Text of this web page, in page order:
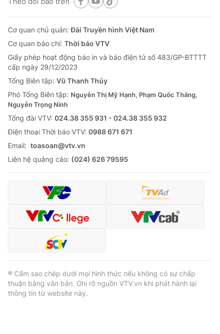
Cơ quan chủ quản:Đài Truyền hình Việt Nam
Cơ quan báo chí: Thời báo VTV
Giấy phép hoạt động báo in và báo điện tử số 483/GP-BTTTT
cấp ngày 29/12/2023
Tổng Biên tập: Vũ Thanh Thủy
Phó Tổng Biên tập: Nguyễn Thị Mỹ Hạnh, Phạm Quốc Thắng,
Nguyễn Trọng Ninh
Tổng đài VTV: 024.38 355 931 - 024.38 355 932
Ðiện thoại Thời báo VTV: 0988 671 671
Email: toasoan@vtv.vn
Liên hệ quảng cáo: (024) 626 79595
® Cấm sao chép dưới mọi hình thức nếu không có sự chấp
thuận bằng văn bản. Ghi rõ nguồn VTV.vn khi phát hành lại
thông tin từ website này.